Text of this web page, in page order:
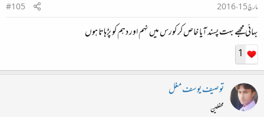
مارچ 15، 2016
#105
بهائی مجھے بہت پسند آیا خاص کر کورس میں نہم اور دہم کو پڑهاتا ہوں
1
توصیف یوسف مغل
محفلین